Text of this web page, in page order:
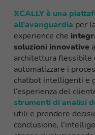
XCALLY è una
all’avanguardia per
experience che
soluzioni innovative
architettura flessibile
automatizzare i
chatbot intelligenti e
l’esperienza del
strumenti di analisi
utili e prendere
conclusione,